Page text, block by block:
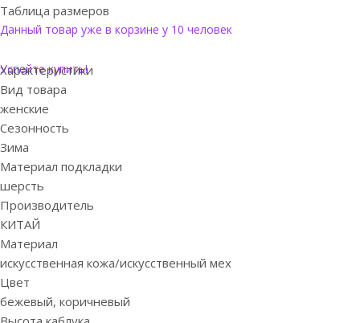
Таблица размеров
Данный товар уже в корзине у 10 человек
Успейте купить!
Характеристики
Вид товара
женские
Сезонность
Зима
Материал подкладки
шерсть
Производитель
КИТАЙ
Материал
искусственная кожа/искусственный мех
Цвет
бежевый, коричневый